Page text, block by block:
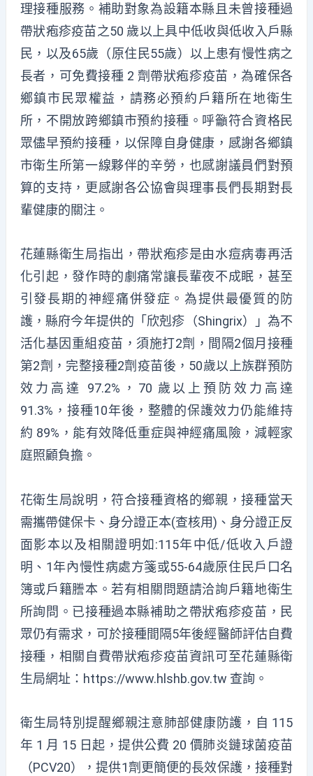
理接種服務。補助對象為設籍本縣且未曾接種過
帶狀疱疹疫苗之50 歲以上具中低收與低收入戶縣
民，以及65歲（原住民55歲）以上患有慢性病之
長者，可免費接種 2 劑帶狀疱疹疫苗，為確保各
鄉鎮市民眾權益，請務必預約戶籍所在地衛生
所，不開放跨鄉鎮市預約接種。呼籲符合資格民
眾儘早預約接種，以保障自身健康，感謝各鄉鎮
市衛生所第一線夥伴的辛勞，也感謝議員們對預
算的支持，更感謝各公協會與理事長們長期對長
輩健康的關注。
花蓮縣衛生局指出，帶狀疱疹是由水痘病毒再活
化引起，發作時的劇痛常讓長輩夜不成眠，甚至
引發長期的神經痛併發症。為提供最優質的防
護，縣府今年提供的「欣剋疹（Shingrix）」為不
活化基因重組疫苗，須施打2劑，間隔2個月接種
第2劑，完整接種2劑疫苗後，50歲以上族群預防
效力高達 97.2%，70 歲以上預防效力高達
91.3%，接種10年後，整體的保護效力仍能維持
約 89%，能有效降低重症與神經痛風險，減輕家
庭照顧負擔。
花衛生局說明，符合接種資格的鄉親，接種當天
需攜帶健保卡、身分證正本(查核用)、身分證正反
面影本以及相關證明如:115年中低/低收入戶證
明、1年內慢性病處方箋或55-64歲原住民戶口名
簿或戶籍謄本。若有相關問題請洽詢戶籍地衛生
所詢問。已接種過本縣補助之帶狀疱疹疫苗，民
眾仍有需求，可於接種間隔5年後經醫師評估自費
接種，相關自費帶狀疱疹疫苗資訊可至花蓮縣衛
生局網址：https://www.hlshb.gov.tw 查詢。
衛生局特別提醒鄉親注意肺部健康防護，自 115
年 1 月 15 日起，提供公費 20 價肺炎鏈球菌疫苗
（PCV20），提供1劑更簡便的長效保護，接種對